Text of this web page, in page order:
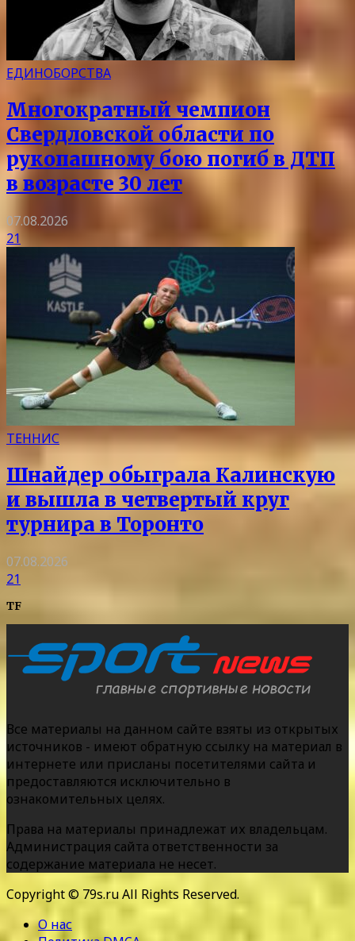
ЕДИНОБОРСТВА
Многократный чемпион
Свердловской области по
рукопашному бою погиб в ДТП
в возрасте 30 лет
07.08.2026
21
ТЕННИС
Шнайдер обыграла Калинскую
и вышла в четвертый круг
турнира в Торонто
07.08.2026
21
TF
Все материалы на данном сайте взяты из открытых
источников - имеют обратную ссылку на материал в
интернете или присланы посетителями сайта и
предоставляются исключительно в
ознакомительных целях.
Права на материалы принадлежат их владельцам.
Администрация сайта ответственности за
содержание материала не несет.
Copyright © 79s.ru All Rights Reserved.
О нас